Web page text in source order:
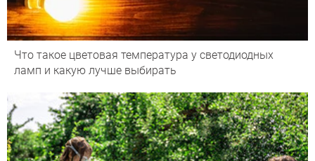
Что такое цветовая температура у светодиодных
ламп и какую лучше выбирать